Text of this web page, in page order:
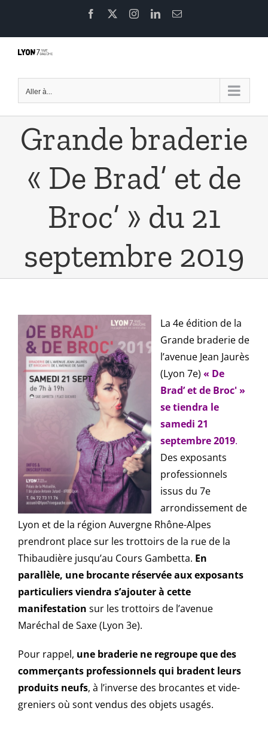
contenu
Facebook InstagramLinkedInEmail
Aller à...
Grande braderie
« De Brad’ et de
Broc’ » du 21
septembre 2019
La 4e édition de la
Grande braderie de
l’avenue Jean Jaurès
(Lyon 7e) « De
Brad’ et de Broc' »
se tiendra le
samedi 21
septembre 2019.
Des exposants
professionnels
issus du 7e
arrondissement de
Lyon et de la région Auvergne Rhône-Alpes
prendront place sur les trottoirs de la rue de la
Thibaudière jusqu’au Cours Gambetta. En
parallèle, une brocante réservée aux exposants
particuliers viendra s’ajouter à cette
manifestation sur les trottoirs de l’avenue
Maréchal de Saxe (Lyon 3e).
Pour rappel, une braderie ne regroupe que des
commerçants professionnels qui bradent leurs
produits neufs, à l’inverse des brocantes et vide-
greniers où sont vendus des objets usagés.